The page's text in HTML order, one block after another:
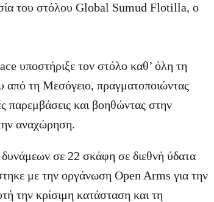
του στόλου Global Sumud Flotilla, ο
υποστήριξε τον στόλο καθ’ όλη τη
από τη Μεσόγειο, πραγματοποιώντας
παρεμβάσεις και βοηθώντας στην
αναχώρηση.
σε 22 σκάφη σε διεθνή ύδατα
με την οργάνωση Open Arms για την
την κρίσιμη κατάσταση και τη